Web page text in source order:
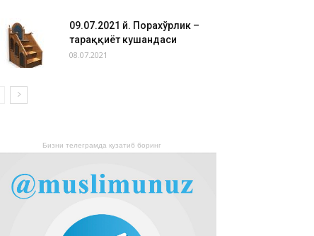
09.07.2021 й. Порахўрлик –
тараққиёт кушандаси
08.07.2021
Бизни телеграмда кузатиб боринг